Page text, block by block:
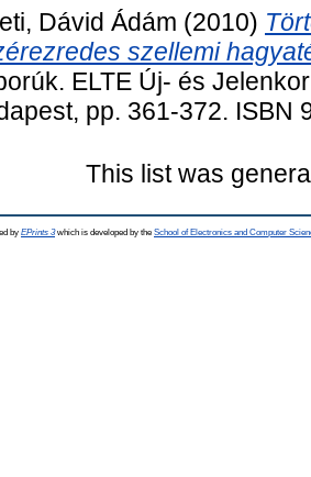
Dávid Ádám (2010)
szellemi
ELTE Új- és
pp. 361-372. ISBN
This list was
by EPrints 3which is developed by the School of Electronics and Computer